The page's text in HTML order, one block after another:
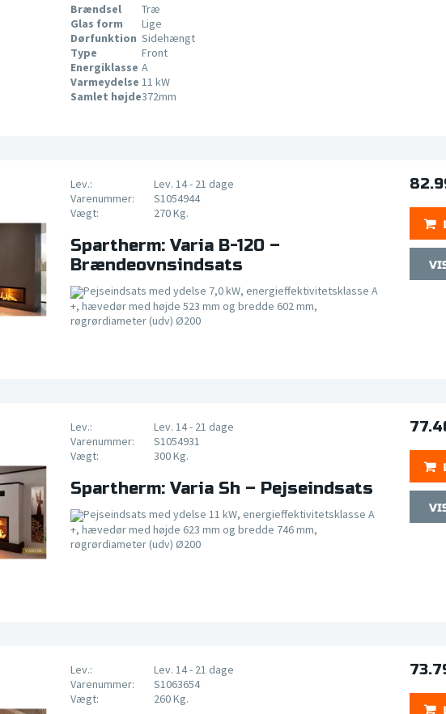
Brændsel
Træ
Glas form
Lige
Dørfunktion Sidehængt
Type
Front
Energiklasse A
Varmeydelse 11 kW
Samlet højde372mm
Lev.:
Lev. 14 - 21 dage
Varenummer:
S1054944
Vægt:
270 Kg.
Spartherm: Varia B-120 –
Brændeovnsindsats
Pejseindsats med ydelse 7,0 kW, energieffektivitetsklasse A
+, hævedør med højde 523 mm og bredde 602 mm,
røgrørdiameter (udv) Ø200
Lev.:
Lev. 14 - 21 dage
Varenummer:
S1054931
Vægt:
300 Kg.
Spartherm: Varia Sh – Pejseindsats
Pejseindsats med ydelse 11 kW, energieffektivitetsklasse A
+, hævedør med højde 623 mm og bredde 746 mm,
røgrørdiameter (udv) Ø200
Lev.:
Lev. 14 - 21 dage
Varenummer:
S1063654
Vægt:
260 Kg.